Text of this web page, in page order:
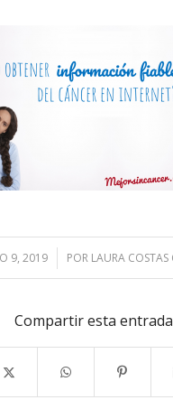
9, 2019 POR LAURA COSTAS
Compartir esta entrada